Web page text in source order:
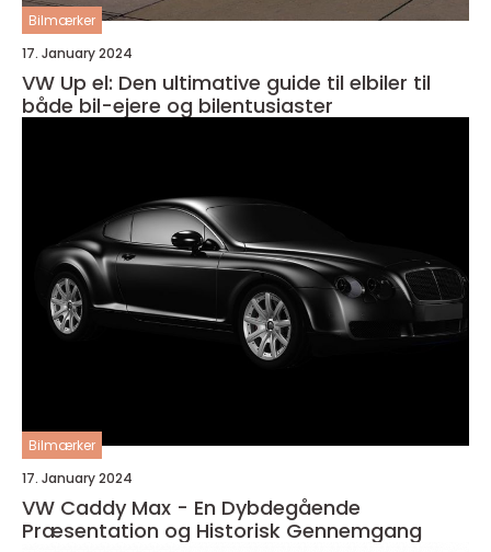
Bilmærker
17. January 2024
VW Up el: Den ultimative guide til elbiler til
både bil-ejere og bilentusiaster
Bilmærker
17. January 2024
VW Caddy Max - En Dybdegående
Præsentation og Historisk Gennemgang